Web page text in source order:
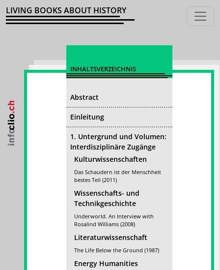
LIVING BOOKS ABOUT HISTORY
INHALTSVERZEICHNIS
Abstract
Einleitung
1. Untergrund und Volumen:
Interdisziplinäre Zugänge
Kulturwissenschaften
Das Schaudern ist der Menschheit
bestes Teil (2011)
Wissenschafts- und
Technikgeschichte
Underworld. An Interview with
Rosalind Williams (2008)
Literaturwissenschaft
The Life Below the Ground (1987)
Energy Humanities